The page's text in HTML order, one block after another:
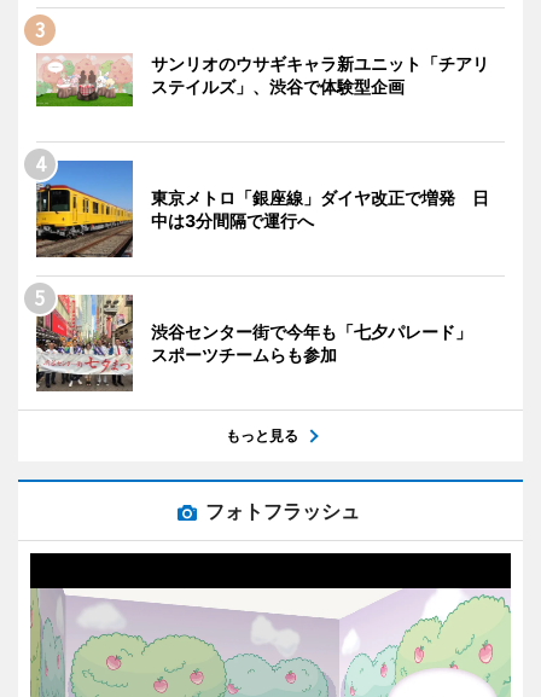
サンリオのウサギキャラ新ユニット「チアリ
ステイルズ」、渋谷で体験型企画
東京メトロ「銀座線」ダイヤ改正で増発 日
中は3分間隔で運行へ
渋谷センター街で今年も「七夕パレード」
スポーツチームらも参加
もっと見る
フォトフラッシュ